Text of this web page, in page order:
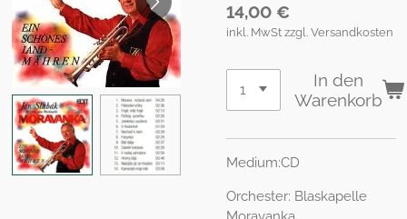
14,00 €
inkl. MwSt zzgl. Versandkosten
In den
Warenkorb
Medium:CD
Orchester: Blaskapelle